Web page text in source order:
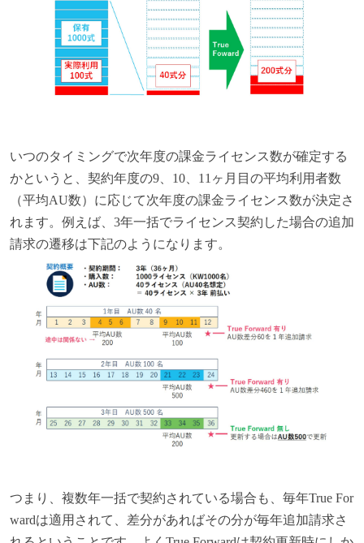
いつのタイミングで次年度の課金ライセンス数が確定する
かというと、契約年度の9、10、11ヶ月目の平均利用者数
（平均AU数）に応じて次年度の課金ライセンス数が決定さ
れます。例えば、3年一括でライセンス契約した場合の追加
請求の遷移は下記のようになります。
つまり、複数年一括で契約されている場合も、毎年True For
wardは適用されて、差分があればその分が毎年追加請求さ